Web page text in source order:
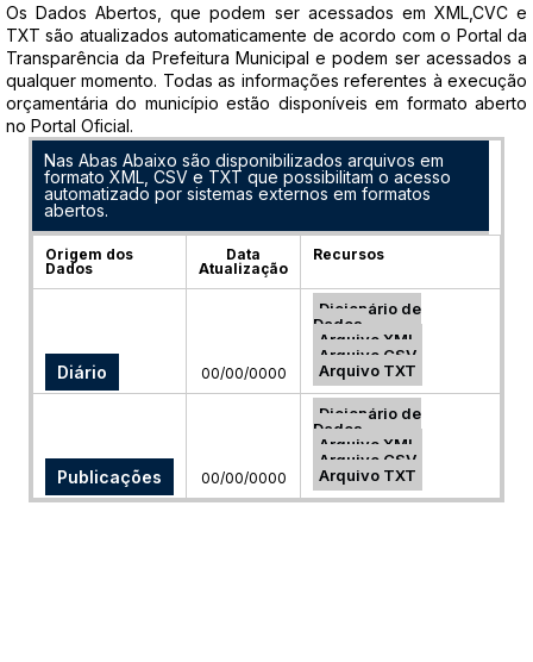
Os Dados Abertos, que podem ser acessados em XML,CVC e
TXT são atualizados automaticamente de acordo com o Portal da
Transparência da Prefeitura Municipal e podem ser acessados a
qualquer momento. Todas as informações referentes à execução
orçamentária do município estão disponíveis em formato aberto
no Portal Oficial.
Nas Abas Abaixo são disponibilizados arquivos em
formato XML, CSV e TXT que possibilitam o acesso
automatizado por sistemas externos em formatos
abertos.
Origem dos
Dados
Data
Atualização
Recursos
Diário 00/00/0000
Dicionário de
Dados
Arquivo XML
Arquivo CSV
Arquivo TXT
Publicações 00/00/0000
Dicionário de
Dados
Arquivo XML
Arquivo CSV
Arquivo TXT